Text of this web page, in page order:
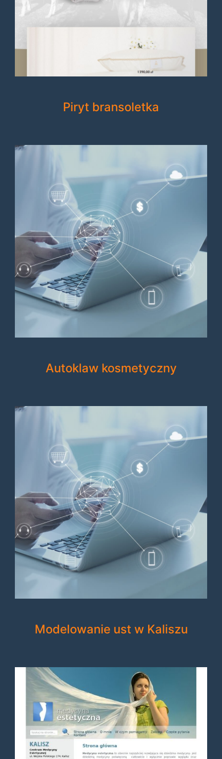
Piryt bransoletka
Autoklaw kosmetyczny
Modelowanie ust w Kaliszu